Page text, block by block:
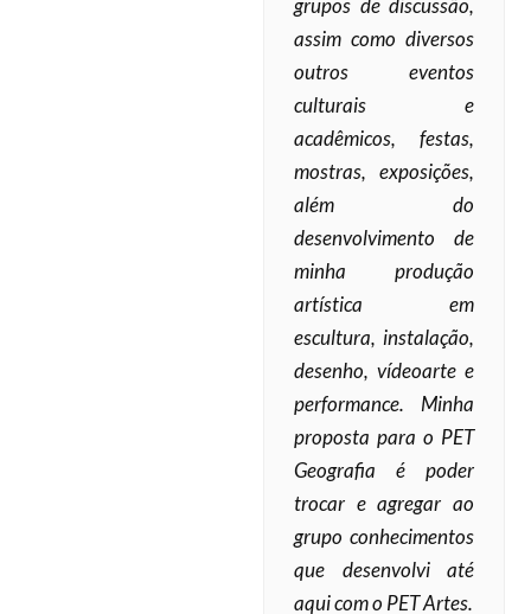
assim como diversos
outros eventos
culturais e
acadêmicos, festas,
mostras, exposições,
além do
desenvolvimento de
minha produção
artística em
escultura, instalação,
desenho, vídeoarte e
performance. Minha
proposta para o PET
Geografia é poder
trocar e agregar ao
grupo conhecimentos
que desenvolvi até
aqui com o PET Artes.